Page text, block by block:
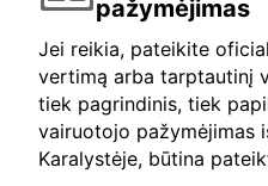
pažymėjimas
Jei reikia, pateikite
vertimą arba tarptautinį
tiek pagrindinis, tiek
vairuotojo pažymėjimas
Karalystėje, būtina